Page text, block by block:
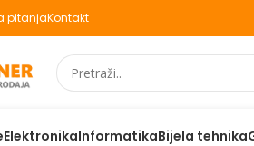
pitanjaKontakt
ElektronikaInformatikaBijela tehnika